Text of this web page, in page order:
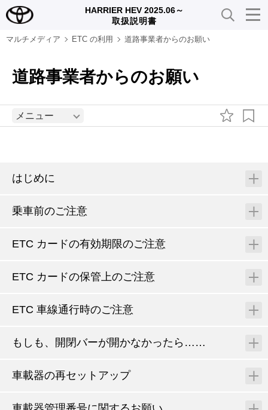
HARRIER HEV 2025.06～
取扱説明書
マルチメディア ETC の利用 道路事業者からのお願い
道路事業者からのお願い
メニュー
はじめに
乗車前のご注意
ETC カードの有効期限のご注意
ETC カードの保管上のご注意
ETC 車線通行時のご注意
もしも、開閉バーが開かなかったら……
車載器の再セットアップ